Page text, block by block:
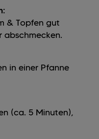
& Topfen gut
abschmecken.
in einer Pfanne
(ca. 5 Minuten),